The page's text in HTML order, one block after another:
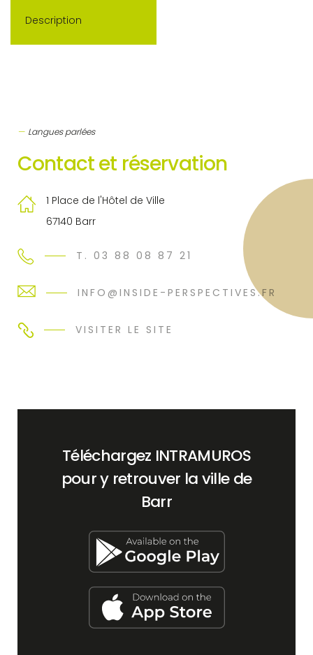
Description
Langues parlées
Contact et réservation
1 Place de l'Hôtel de Ville
67140 Barr
T. 03 88 08 87 21
INFO@INSIDE-PERSPECTIVES.FR
VISITER LE SITE
Téléchargez INTRAMUROS
pour y retrouver la ville de
Barr